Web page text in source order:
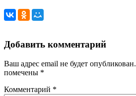
Добавить комментарий
Ваш адрес email не будет опубликован.
помечены *
Комментарий *